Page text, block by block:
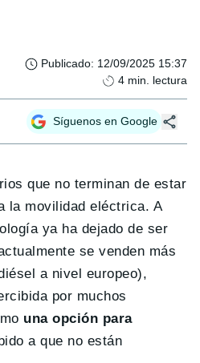
Publicado: 12/09/2025 15:37
4 min. lectura
Síguenos en Google
que no terminan de estar
la movilidad eléctrica. A
ya ha dejado de ser
se venden más
a nivel europeo),
por muchos
una opción para
a que no están